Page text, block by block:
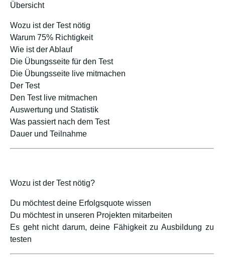
Übersicht
Wozu ist der Test nötig
Warum 75% Richtigkeit
Wie ist der Ablauf
Die Übungsseite für den Test
Die Übungsseite live mitmachen
Der Test
Den Test live mitmachen
Auswertung und Statistik
Was passiert nach dem Test
Dauer und Teilnahme
Wozu ist der Test nötig?
Du möchtest deine Erfolgsquote wissen
Du möchtest in unseren Projekten mitarbeiten
Es geht nicht darum, deine Fähigkeit zu Ausbildung zu
testen